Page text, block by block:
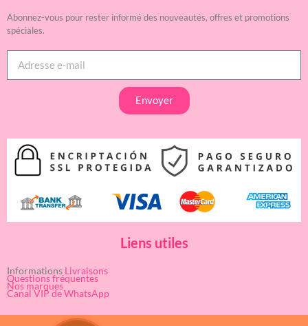
Abonnez-vous pour rester informé des nouveautés, offres et promotions
spéciales.
Envoyer
Liens utiles
Informations Livraisons
Questions fréquentes
Nos marques
Canal VIP de WhatsApp